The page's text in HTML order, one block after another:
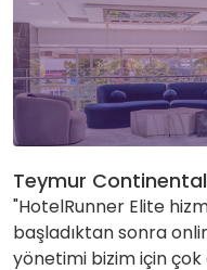
Teymur
"HotelRunner Elite
başladıktan sonra
yönetimi bizim için